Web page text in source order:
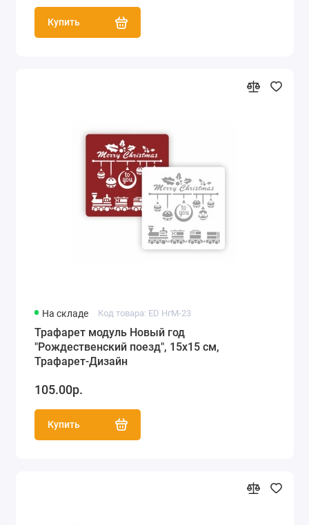
Купить
На складе Код товара: ED НгМ-23
Трафарет модуль Новый год
"Рождественский поезд", 15х15 см,
Трафарет-Дизайн
105.00р.
Купить